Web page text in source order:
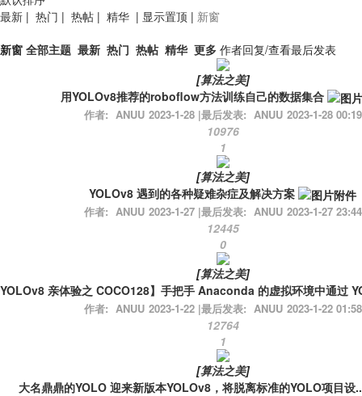
最新 | 热门 | 热帖 | 精华 | 显示置顶 | 新窗
新窗 全部主题 最新 热门 热帖 精华 更多 作者回复/查看最后发表
[算法之美]
用YOLOv8推荐的roboflow方法训练自己的数据集合
作者: ANUU 2023-1-28 |最后发表: ANUU 2023-1-28 00:19
10976
1
[算法之美]
YOLOv8 遇到的各种疑难杂症及解决方案
作者: ANUU 2023-1-27 |最后发表: ANUU 2023-1-27 23:44
12445
0
[算法之美]
YOLOv8 亲体验之 COCO128】手把手 Anaconda 的虚拟环境中通过
作者: ANUU 2023-1-22 |最后发表: ANUU 2023-1-22 01:58
12764
1
[算法之美]
大名鼎鼎的YOLO 迎来新版本YOLOv8，将脱离标准的YOLO项目设